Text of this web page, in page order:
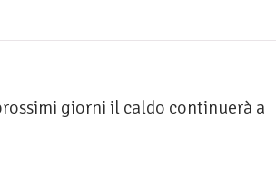
giorni il caldo continuerà a